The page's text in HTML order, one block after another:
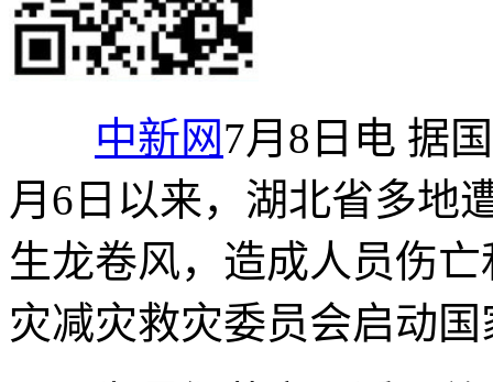
中新网7月8日电 据
月6日以来，湖北省多地
生龙卷风，造成人员伤
灾减灾救灾委员会启动